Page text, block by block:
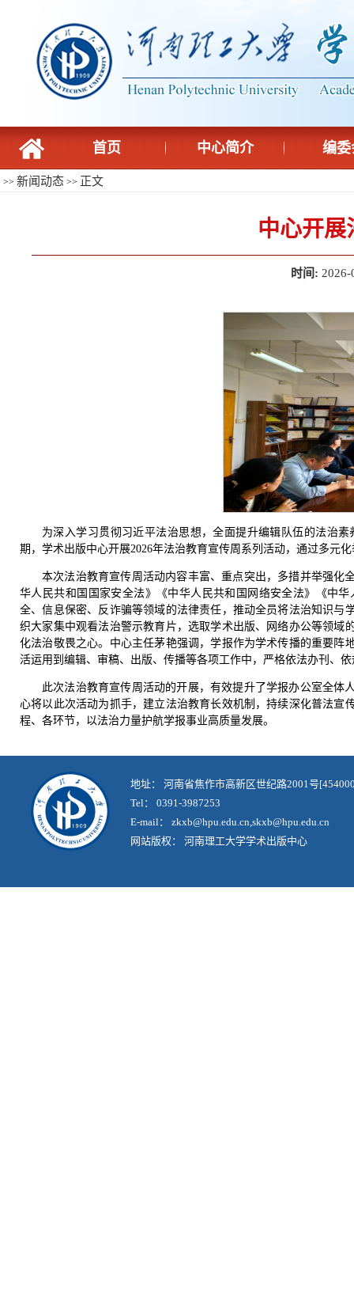
首页 中心简介 编委
>> 新闻动态 >> 正文
中心开展
时间: 2026-
为深入学习贯彻习近平法治思想，全面提升编辑队伍的法治
期，学术出版中心开展2026年法治教育宣传周系列活动，通过多元
本次法治教育宣传周活动内容丰富、重点突出，多措并举强化
华人民共和国国家安全法》《中华人民共和国网络安全法》《中
全、信息保密、反诈骗等领域的法律责任，推动全员将法治知识
织大家集中观看法治警示教育片，选取学术出版、网络办公等领
化法治敬畏之心。中心主任茅艳强调，学报作为学术传播的重要
活运用到编辑、审稿、出版、传播等各项工作中，严格依法办刊、
此次法治教育宣传周活动的开展，有效提升了学报办公室全
心将以此次活动为抓手，建立法治教育长效机制，持续深化普法
程、各环节，以法治力量护航学报事业高质量发展。
地址： 河南省焦作市高新区世纪路2001号
Tel： 0391-3987253
E-mail： zkxb@hpu.edu.cn,skxb@hpu.edu.cn
网站版权： 河南理工大学学术出版中心